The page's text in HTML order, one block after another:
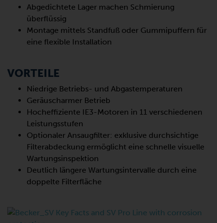
Abgedichtete Lager machen Schmierung
überflüssig
Montage mittels Standfuß oder Gummipuffern für
eine flexible Installation
VORTEILE
Niedrige Betriebs- und Abgastemperaturen
Geräuscharmer Betrieb
Hocheffiziente IE3-Motoren in 11 verschiedenen
Leistungsstufen
Optionaler Ansaugfilter: exklusive durchsichtige
Filterabdeckung ermöglicht eine schnelle visuelle
Wartungsinspektion
Deutlich längere Wartungsintervalle durch eine
doppelte Filterfläche